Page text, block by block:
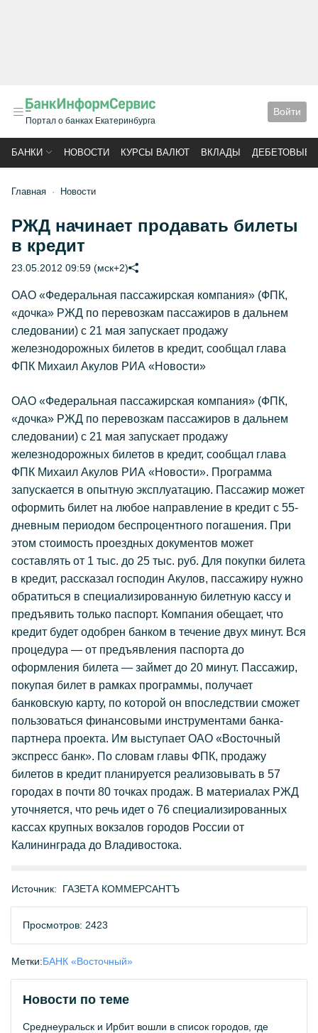
Портал о банках Екатеринбурга
Войти
БАНКИ НОВОСТИ КУРСЫ ВАЛЮТ ВКЛАДЫ ДЕБЕТОВЫЕ
Главная Новости
РЖД начинает продавать билеты
в кредит
23.05.2012 09:59 (мск+2)
ОАО «Федеральная пассажирская компания» (ФПК,
«дочка» РЖД по перевозкам пассажиров в дальнем
следовании) с 21 мая запускает продажу
железнодорожных билетов в кредит, сообщал глава
ФПК Михаил Акулов РИА «Новости»
ОАО «Федеральная пассажирская компания» (ФПК,
«дочка» РЖД по перевозкам пассажиров в дальнем
следовании) с 21 мая запускает продажу
железнодорожных билетов в кредит, сообщал глава
ФПК Михаил Акулов РИА «Новости». Программа
запускается в опытную эксплуатацию. Пассажир может
оформить билет на любое направление в кредит с 55-
дневным периодом беспроцентного погашения. При
этом стоимость проездных документов может
составлять от 1 тыс. до 25 тыс. руб. Для покупки билета
в кредит, рассказал господин Акулов, пассажиру нужно
обратиться в специализированную билетную кассу и
предъявить только паспорт. Компания обещает, что
кредит будет одобрен банком в течение двух минут. Вся
процедура — от предъявления паспорта до
оформления билета — займет до 20 минут. Пассажир,
покупая билет в рамках программы, получает
банковскую карту, по которой он впоследствии сможет
пользоваться финансовыми инструментами банка-
партнера проекта. Им выступает ОАО «Восточный
экспресс банк». По словам главы ФПК, продажу
билетов в кредит планируется реализовывать в 57
городах в почти 80 точках продаж. В материалах РЖД
уточняется, что речь идет о 76 специализированных
кассах крупных вокзалов городов России от
Калининграда до Владивостока.
Источник: ГАЗЕТА КОММЕРСАНТЪ
Просмотров: 2423
Метки:БАНК «Восточный»
Новости по теме
Среднеуральск и Ирбит вошли в список городов, где